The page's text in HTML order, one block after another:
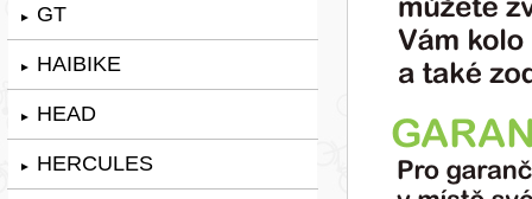
► GT
► HAIBIKE
► HEAD
► HERCULES